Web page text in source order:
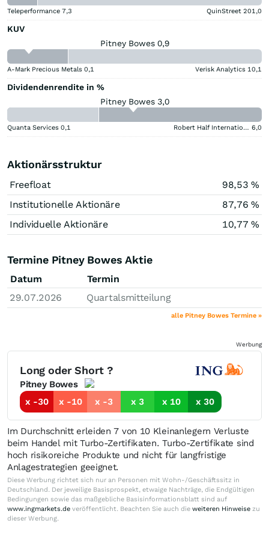
Teleperformance 7,3 QuinStreet 201,0
KUV
Pitney Bowes 0,9
A-Mark Precious Metals 0,1 Verisk Analytics 10,1
Dividendenrendite in %
Pitney Bowes 3,0
Quanta Services 0,1 Robert Half International 6,0
Aktionärsstruktur
Freefloat
98,53 %
Institutionelle Aktionäre
87,76 %
Individuelle Aktionäre
10,77 %
Termine Pitney Bowes Aktie
Datum
Termin
29.07.2026
Quartalsmitteilung
alle Pitney Bowes Termine »
Werbung
Long oder Short ?
Pitney Bowes
x -30
x -10 x -3 x 3 x 10 x 30
Im Durchschnitt erleiden 7 von 10 Kleinanlegern Verluste
beim Handel mit Turbo-Zertifikaten. Turbo-Zertifikate sind
hoch risikoreiche Produkte und nicht für langfristige
Anlagestrategien geeignet.
Diese Werbung richtet sich nur an Personen mit Wohn-/Geschäftssitz in
Deutschland. Der jeweilige Basisprospekt, etwaige Nachträge, die Endgültigen
Bedingungen sowie das maßgebliche Basisinformationsblatt sind auf
www.ingmarkets.de veröffentlicht. Beachten Sie auch die weiteren Hinweise zu
dieser Werbung.